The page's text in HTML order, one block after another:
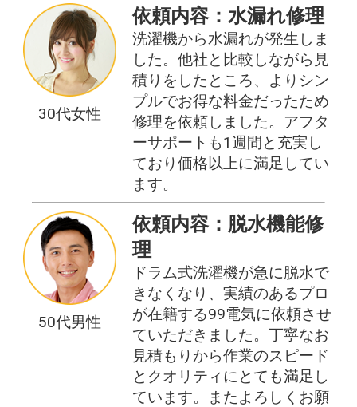
30代女性
依頼内容：水漏れ修理
洗濯機から水漏れが発生しま
した。他社と比較しながら見
積りをしたところ、よりシン
プルでお得な料金だったため
修理を依頼しました。アフタ
ーサポートも1週間と充実し
ており価格以上に満足してい
ます。
50代男性
依頼内容：脱水機能修
理
ドラム式洗濯機が急に脱水で
きなくなり、実績のあるプロ
が在籍する99電気に依頼させ
ていただきました。丁寧なお
見積もりから作業のスピード
とクオリティにとても満足し
ています。またよろしくお願